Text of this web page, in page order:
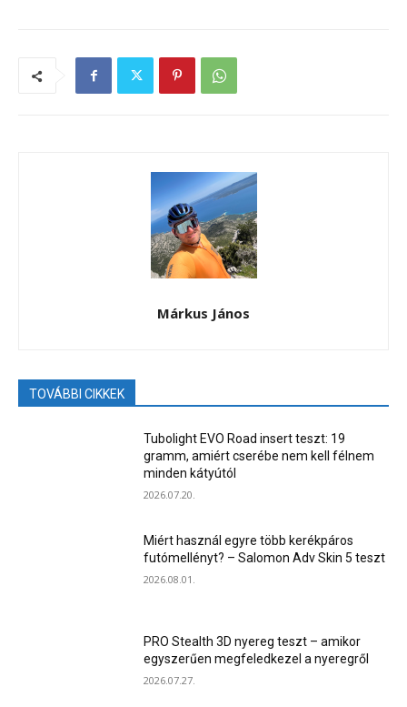
Márkus János
TOVÁBBI CIKKEK
Tubolight EVO Road insert teszt: 19
gramm, amiért cserébe nem kell félnem
minden kátyútól
2026.07.20.
Miért használ egyre több kerékpáros
futómellényt? – Salomon Adv Skin 5 teszt
2026.08.01.
PRO Stealth 3D nyereg teszt – amikor
egyszerűen megfeledkezel a nyeregről
2026.07.27.